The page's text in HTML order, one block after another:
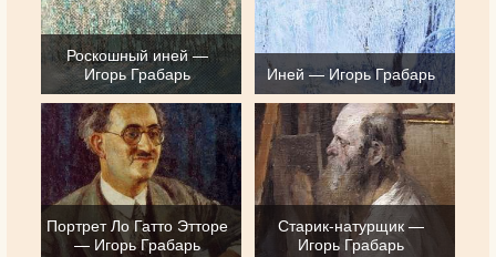
Роскошный иней —
Игорь Грабарь
Иней — Игорь Грабарь
Портрет Ло Гатто Этторе
— Игорь Грабарь
Старик-натурщик —
Игорь Грабарь